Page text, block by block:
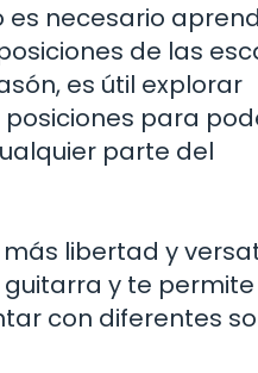
es necesario
de las
es útil explorar
para
parte del
más libertad y
y te permite
con diferentes